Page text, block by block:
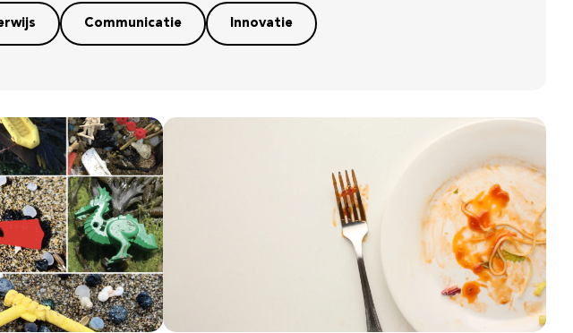
Communicatie Innovatie